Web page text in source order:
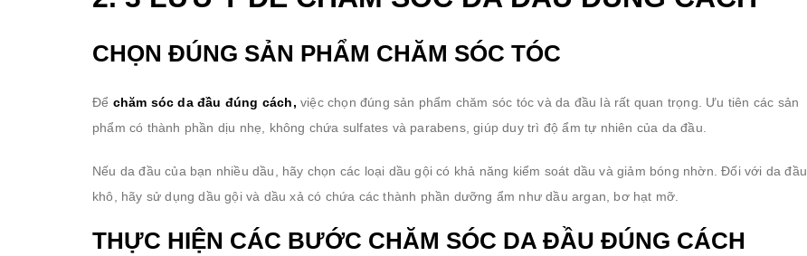
CHỌN ĐÚNG SẢN PHẨM CHĂM SÓC TÓC
Để chăm sóc da đầu đúng cách, việc chọn đúng sản phẩm chăm sóc tóc và da đầu là rất quan trọng. Ưu tiên các sản
phẩm có thành phần dịu nhẹ, không chứa sulfates và parabens, giúp duy trì độ ẩm tự nhiên của da đầu.
Nếu da đầu của bạn nhiều dầu, hãy chọn các loại dầu gội có khả năng kiểm soát dầu và giảm bóng nhờn. Đối với da đầu
khô, hãy sử dụng dầu gội và dầu xả có chứa các thành phần dưỡng ẩm như dầu argan, bơ hạt mỡ.
THỰC HIỆN CÁC BƯỚC CHĂM SÓC DA ĐẦU ĐÚNG CÁCH